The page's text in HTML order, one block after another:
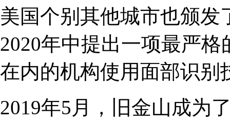
美国个别其他城市也颁
2020年中提出一项最严
在内的机构使用面部识别
2019年5月，旧金山成为